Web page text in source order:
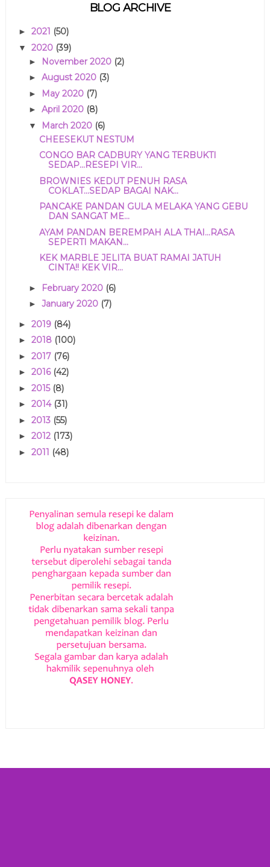
BLOG ARCHIVE
► 2021 (50)
▼ 2020 (39)
► November 2020 (2)
► August 2020 (3)
► May 2020 (7)
► April 2020 (8)
▼ March 2020 (6)
CHEESEKUT NESTUM
CONGO BAR CADBURY YANG TERBUKTI
SEDAP...RESEPI VIR...
BROWNIES KEDUT PENUH RASA
COKLAT...SEDAP BAGAI NAK...
PANCAKE PANDAN GULA MELAKA YANG GEBU
DAN SANGAT ME...
AYAM PANDAN BEREMPAH ALA THAI...RASA
SEPERTI MAKAN...
KEK MARBLE JELITA BUAT RAMAI JATUH
CINTA!! KEK VIR...
► February 2020 (6)
► January 2020 (7)
► 2019 (84)
► 2018 (100)
► 2017 (76)
► 2016 (42)
► 2015 (8)
► 2014 (31)
► 2013 (55)
► 2012 (173)
► 2011 (48)